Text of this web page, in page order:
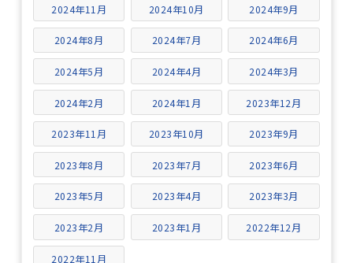
2024年11月 2024年10月 2024年9月
2024年8月 2024年7月 2024年6月
2024年5月 2024年4月 2024年3月
2024年2月 2024年1月 2023年12月
2023年11月 2023年10月 2023年9月
2023年8月 2023年7月 2023年6月
2023年5月 2023年4月 2023年3月
2023年2月 2023年1月 2022年12月
2022年11月